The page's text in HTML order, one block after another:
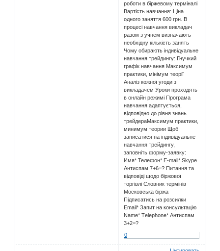
роботи в біржевому терміналі
Вартість навчання: Ціна
одного заняття 600 грн. В
процесі навчання викладач
разом з учнем визначають
необхідну кількість занять
Чому обирають індивідуальне
навчання трейдингу: Гнучкий
графік навчання Максимум
практики, мінімум теорії
Аналіз кожної угоди з
викладачем Уроки проходять
в онлайн режимі Програма
навчання адаптується,
відповідно до рівня знань
трейдераМаксимум практики,
минимум теории Щоб
записатися на індивідуальне
навчання трейдингу,
заповніть форму-заявку:
Имя* Телефон* E-mail* Skype
Антиспам 7+6=? Питання та
відповіді щодо біржової
торгівлі Словник термінів
Московська біржа
Підписатись на розсилки
Email* Запит на консультацію
Name* Тelephone* Антиспам
3+2=?
0